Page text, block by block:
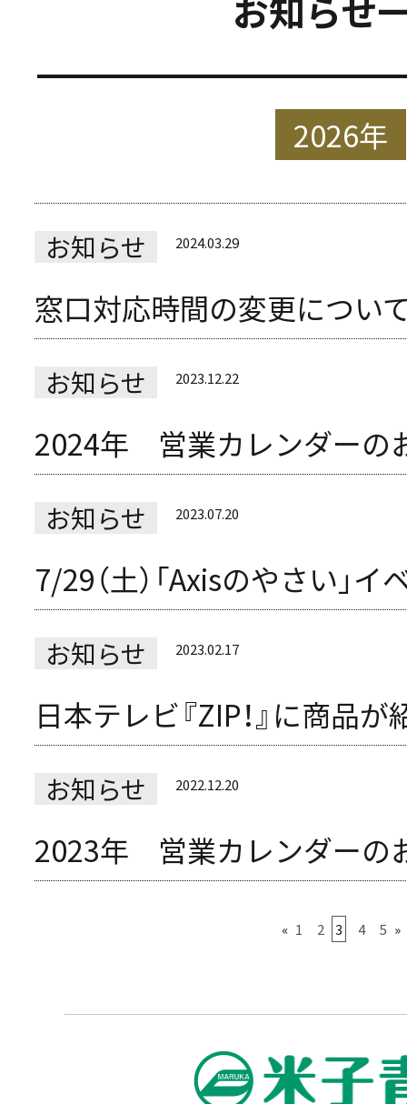
お知らせ
2026年
お知らせ 2024.03.29
窓口対応時間の変更につい
お知らせ 2023.12.22
2024年 営業カレンダーの
お知らせ 2023.07.20
7/29（土）「Axisのやさい」
お知らせ 2023.02.17
日本テレビ『ZIP！』に商品
お知らせ 2022.12.20
2023年 営業カレンダーの
« 1 2 3 4 5 »